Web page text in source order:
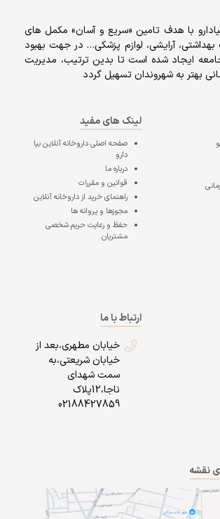
بيادارو با هدف تامين «سریع و آسان» مكمل هاى
آرايشى، لوازم پزشکی… در جهت بهبود
ایجاد شده است تا بدین ترتیب، مدیریت
بهتر به شهروندان تسهیل گردد
لینک های مفید
صفحه اصلیداروخانه آنلاین بیا
دارو
درباره ما
قوانین و مقررات
راهنمای خرید از داروخانه آنلاین
مجوزها و پروانه ها
حفظ و رعایت حریم شخصی
مشتریان
ارتباط با ما
خیابان مطهری،بعد از
خیابان شریعتی،به
سمت شهدای
ناجا،12پلاک
02188427859
نقشه